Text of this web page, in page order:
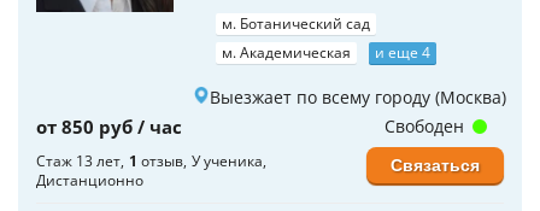
м. Ботанический сад
м. Академическая
и еще 4
Выезжает по всему городу (Москва)
от 850 руб / час
Стаж 13 лет 1 отзыв У ученика
Дистанционно
Свободен
Связаться